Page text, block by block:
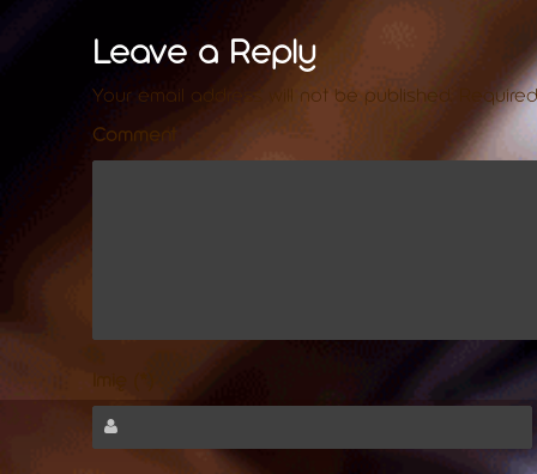
Leave a Reply
Your email address will not be published.
Comment